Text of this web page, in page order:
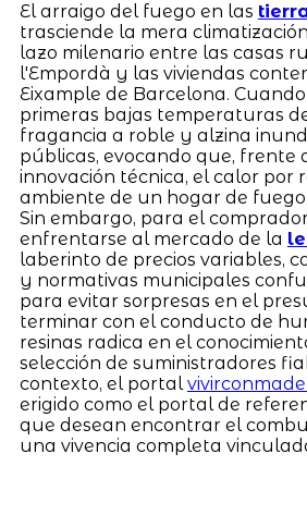
El arraigo del fuego en las
trasciende la mera
lazo milenario entre las casas
l'Empordà y las viviendas
Eixample de Barcelona.
primeras bajas temperaturas
fragancia a roble y alzina
públicas, evocando que, frente
innovación técnica, el calor por
ambiente de un hogar de
Sin embargo, para el
enfrentarse al mercado de la
laberinto de precios variables,
y normativas municipales
para evitar sorpresas en el
terminar con el conducto de
resinas radica en el
selección de suministradores
contexto, el portal
erigido como el portal de
que desean encontrar el
una vivencia completa